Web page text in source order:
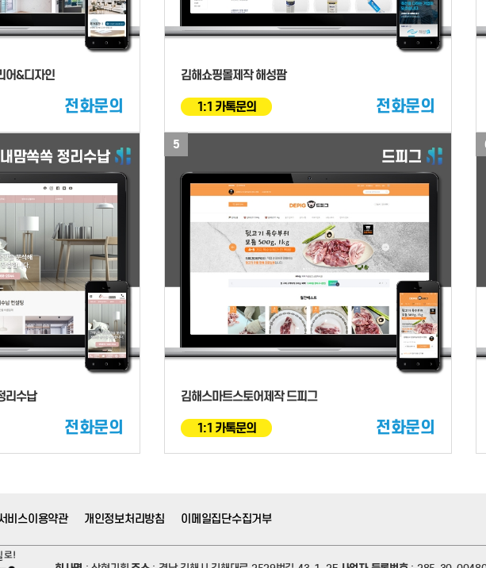
어&디자인
전화문의
김해쇼핑몰제작 해성팜
1:1 카톡문의 전화문의
리수납
전화문의
5
김해스마트스토어제작 드피그
1:1 카톡문의 전화문의
비스이용약관 개인정보처리방침 이메일집단수집거부